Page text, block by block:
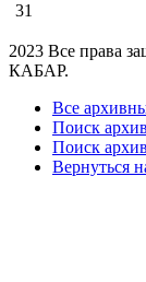
31
2023 Все права
КАБАР.
Все
Поиск
Поиск
Вернуться